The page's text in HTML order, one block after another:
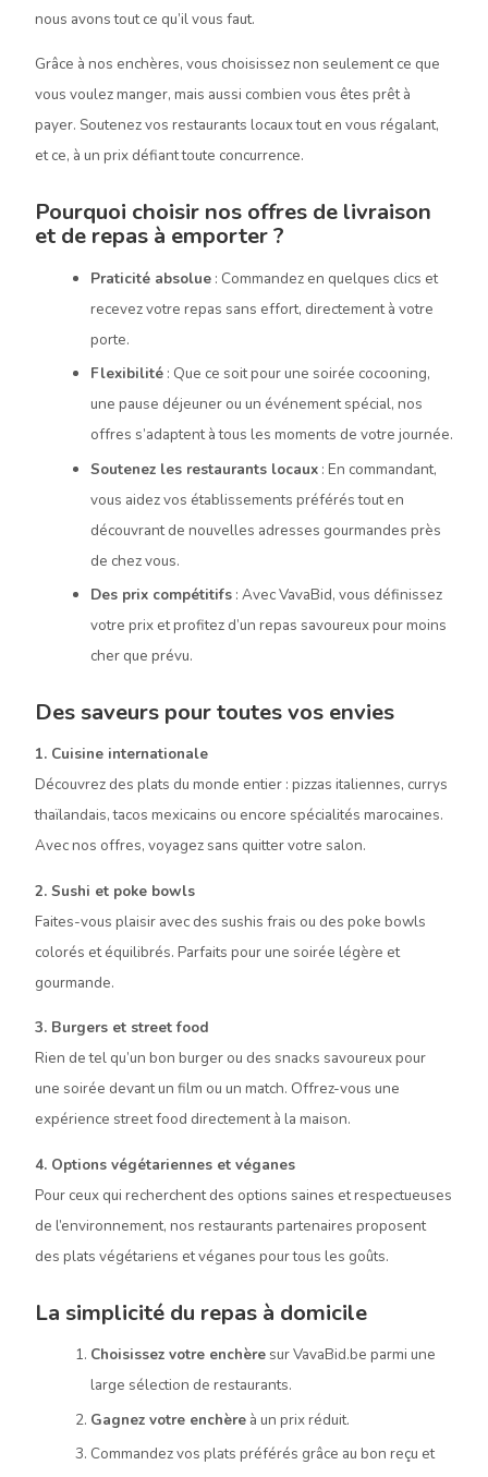
nous avons tout ce qu’il vous faut.
Grâce à nos enchères, vous choisissez non seulement ce que
vous voulez manger, mais aussi combien vous êtes prêt à
payer. Soutenez vos restaurants locaux tout en vous régalant,
et ce, à un prix défiant toute concurrence.
Pourquoi choisir nos offres de livraison
et de repas à emporter ?
Praticité absolue : Commandez en quelques clics et
recevez votre repas sans effort, directement à votre
porte.
Flexibilité : Que ce soit pour une soirée cocooning,
une pause déjeuner ou un événement spécial, nos
offres s’adaptent à tous les moments de votre journée.
Soutenez les restaurants locaux : En commandant,
vous aidez vos établissements préférés tout en
découvrant de nouvelles adresses gourmandes près
de chez vous.
Des prix compétitifs : Avec VavaBid, vous définissez
votre prix et profitez d’un repas savoureux pour moins
cher que prévu.
Des saveurs pour toutes vos envies
1. Cuisine internationale
Découvrez des plats du monde entier : pizzas italiennes, currys
thaïlandais, tacos mexicains ou encore spécialités marocaines.
Avec nos offres, voyagez sans quitter votre salon.
2. Sushi et poke bowls
Faites-vous plaisir avec des sushis frais ou des poke bowls
colorés et équilibrés. Parfaits pour une soirée légère et
gourmande.
3. Burgers et street food
Rien de tel qu’un bon burger ou des snacks savoureux pour
une soirée devant un film ou un match. Offrez-vous une
expérience street food directement à la maison.
4. Options végétariennes et véganes
Pour ceux qui recherchent des options saines et respectueuses
de l’environnement, nos restaurants partenaires proposent
des plats végétariens et véganes pour tous les goûts.
La simplicité du repas à domicile
Choisissez votre enchère sur VavaBid.be parmi une
large sélection de restaurants.
Gagnez votre enchère à un prix réduit.
Commandez vos plats préférés grâce au bon reçu et